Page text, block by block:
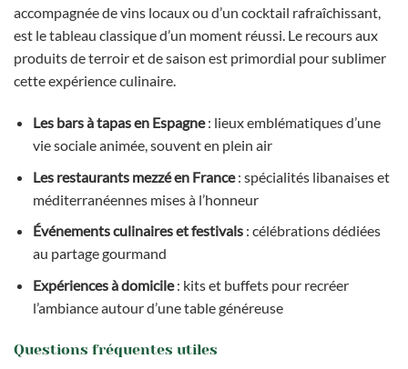
accompagnée de vins locaux ou d’un cocktail rafraîchissant,
est le tableau classique d’un moment réussi. Le recours aux
produits de terroir et de saison est primordial pour sublimer
cette expérience culinaire.
Les bars à tapas en Espagne: lieux emblématiques d’une
vie sociale animée, souvent en plein air
Les restaurants mezzé en France: spécialités libanaises et
méditerranéennes mises à l’honneur
Événements culinaires et festivals: célébrations dédiées
au partage gourmand
Expériences à domicile: kits et buffets pour recréer
l’ambiance autour d’une table généreuse
Questions fréquentes utiles